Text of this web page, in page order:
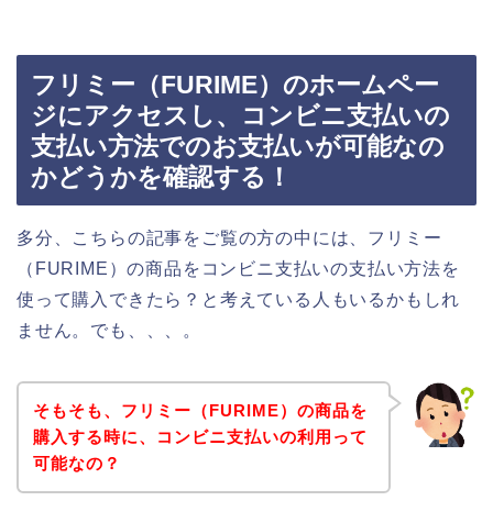
フリミー（FURIME）のホームペー
ジにアクセスし、コンビニ支払いの
支払い方法でのお支払いが可能なの
かどうかを確認する！
多分、こちらの記事をご覧の方の中には、フリミー
（FURIME）の商品をコンビニ支払いの支払い方法を
使って購入できたら？と考えている人もいるかもしれ
ません。でも、、、。
そもそも、フリミー（FURIME）の商品を
購入する時に、コンビニ支払いの利用って
可能なの？